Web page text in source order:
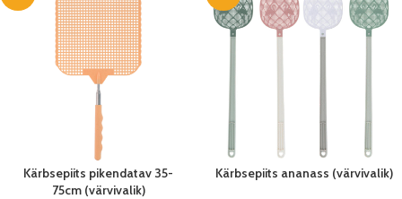
Kärbsepiits pikendatav 35-
75cm (värvivalik)
Kärbsepiits ananass (värvivalik)